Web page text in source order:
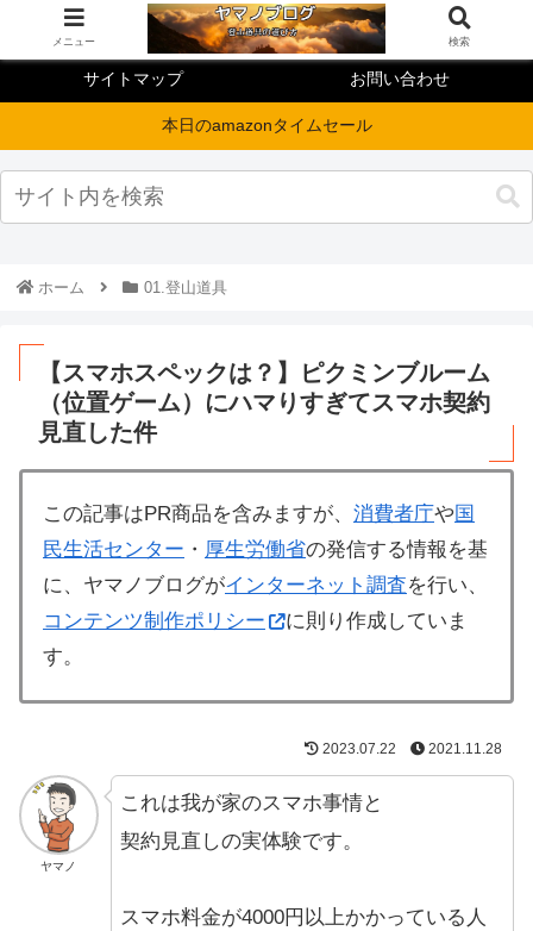
サイトマップ お問い合わせ
本日のamazonタイムセール
ホーム 01.登山道具
【スマホスペックは？】ピクミンブルーム
（位置ゲーム）にハマりすぎてスマホ契約
見直した件
この記事はPR商品を含みますが、 消費者庁や 国
民生活センター ・ 厚生労働省の発信する情報を基
に、ヤマノブログがインターネット調査を行い、
コンテンツ制作ポリシー
に則り作成していま
す。
2023.07.22 2021.11.28
ヤマノ
これは我が家のスマホ事情と
契約見直しの実体験です。
スマホ料金が4000円以上かかっている人
メニュー 検索